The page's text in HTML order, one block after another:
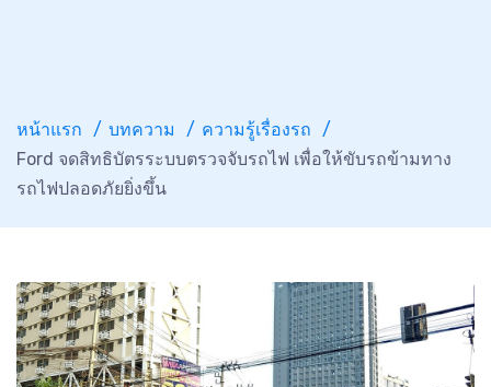
หน้าแรก บทความ
ความรู้เรื่องรถ
Ford จดสิทธิบัตรระบบตรวจจับรถไฟ เพื่อให้ขับรถข้ามทาง
รถไฟปลอดภัยยิ่งขึ้น